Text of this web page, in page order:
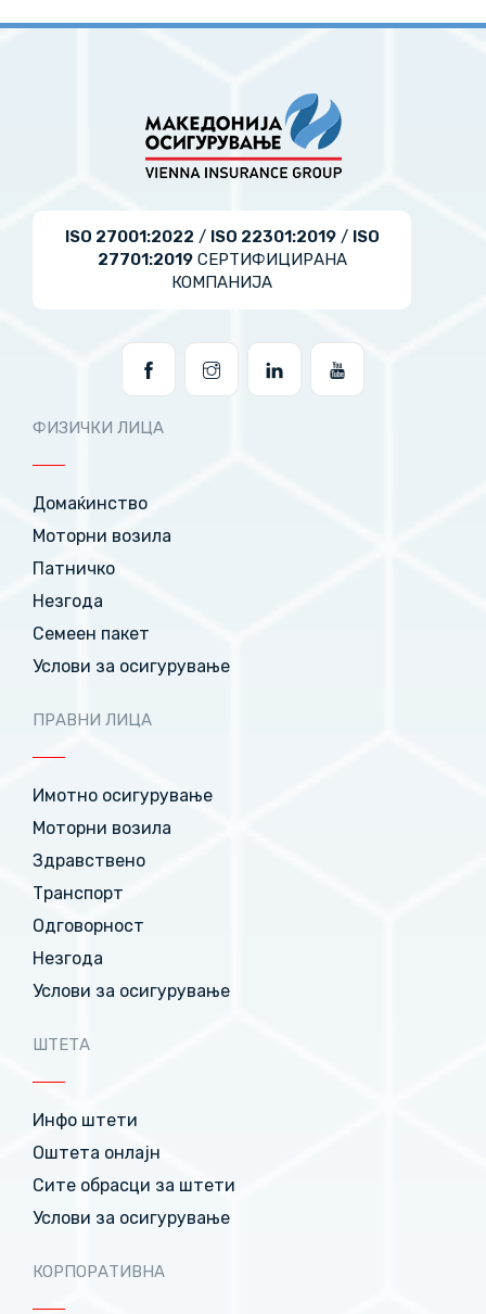
ISO 27001:2022 / ISO 22301:2019/ ISO
27701:2019СЕРТИФИЦИРАНА
КОМПАНИЈА
ФИЗИЧКИ ЛИЦА
Домаќинство
Моторни возила
Патничко
Незгода
Семеен пакет
Услови за осигурување
ПРАВНИ ЛИЦА
Имотно осигурување
Моторни возила
Здравствено
Транспорт
Одговорност
Незгода
Услови за осигурување
ШТЕТА
Инфо штети
Оштета онлајн
Сите обрасци за штети
Услови за осигурување
КОРПОРАТИВНА